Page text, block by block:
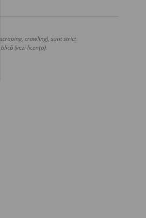
crawling), sunt strict
(vezi licența).